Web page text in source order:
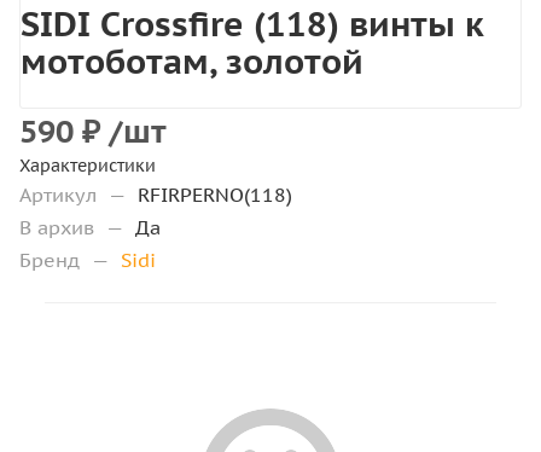
SIDI Crossfire (118) винты к
мотоботам, золотой
590 ₽ /шт
Характеристики
Артикул — RFIRPERNO(118)
В архив — Да
Бренд — Sidi